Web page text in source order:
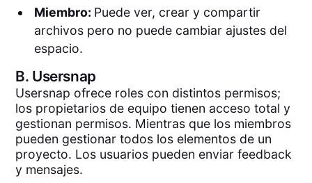
Miembro: Puede ver, crear y compartir
archivos pero no puede cambiar ajustes del
espacio.
B. Usersnap
Usersnap ofrece roles con distintos permisos;
los propietarios de equipo tienen acceso total y
gestionan permisos. Mientras que los miembros
pueden gestionar todos los elementos de un
proyecto. Los usuarios pueden enviar feedback
y mensajes.